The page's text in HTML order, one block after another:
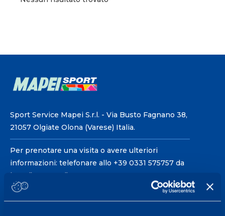
Sport Service Mapei S.r.l. - Via Busto Fagnano 38,
21057 Olgiate Olona (Varese) Italia.
Per prenotare una visita o avere ulteriori
informazioni: telefonare allo +39 0331 575757 da
lunedì a venerdì 9.30-12.30 e 14.30-17.30.
ORARI DI APERTURA RECEPTION